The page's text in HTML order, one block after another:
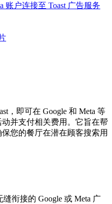
账户连接至 Toast 广告服务
，即可在 Google 和 Meta 等
并支付相关费用。它旨在帮
您的餐厅在潜在顾客搜索用
缝衔接的 Google 或 Meta 广